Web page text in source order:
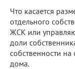
Что касается
отдельного
ЖСК или
доли
собственности
дома.